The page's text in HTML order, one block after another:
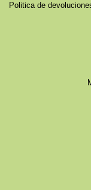
Politica de